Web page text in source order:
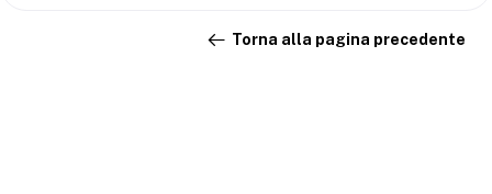
Torna alla pagina precedente